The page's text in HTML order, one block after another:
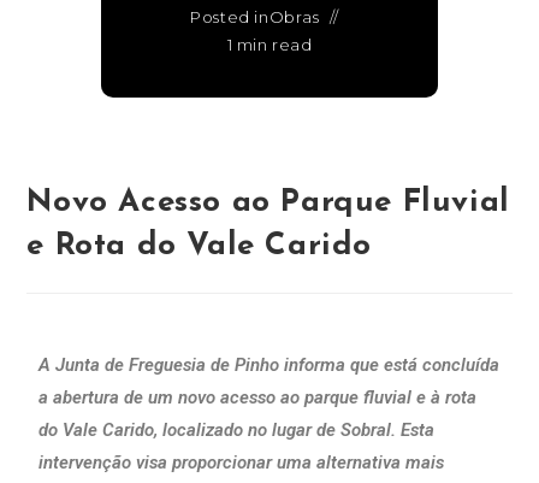
Posted inObras
1 min read
Novo Acesso ao Parque Fluvial
e Rota do Vale Carido
A Junta de Freguesia de Pinho informa que está concluída
a abertura de um novo acesso ao parque fluvial e à rota
do Vale Carido, localizado no lugar de Sobral. Esta
intervenção visa proporcionar uma alternativa mais